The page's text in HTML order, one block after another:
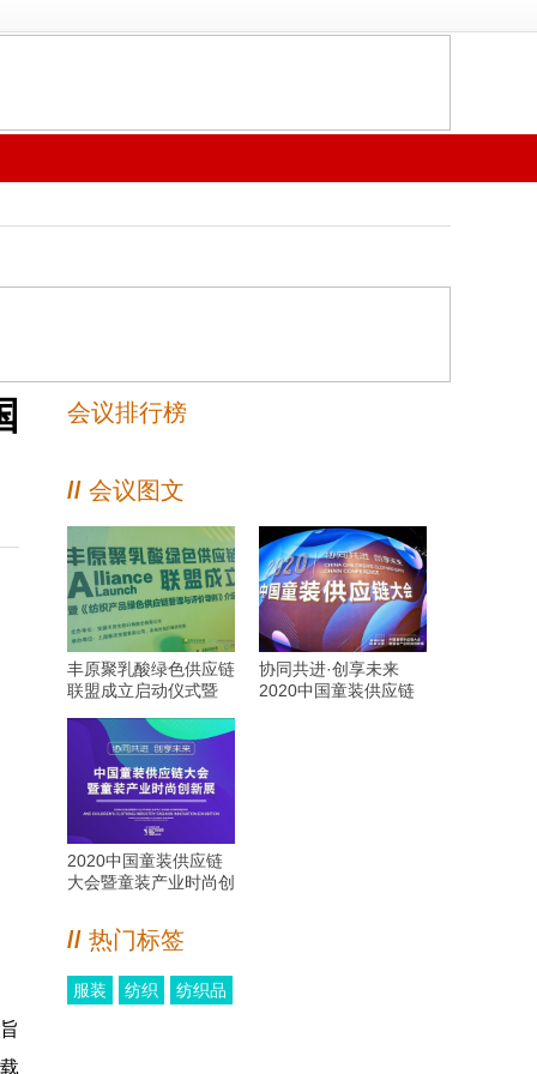
会议排行榜
// 会议图文
丰原聚乳酸绿色供应链
联盟成立启动仪式暨
管理与评价导则》介绍
会在沪举行
协同共进·创享未来
2020中国童装供应链
2020中国童装供应链
大会暨童装产业时尚创
// 热门标签
服装 纺织 纺织品